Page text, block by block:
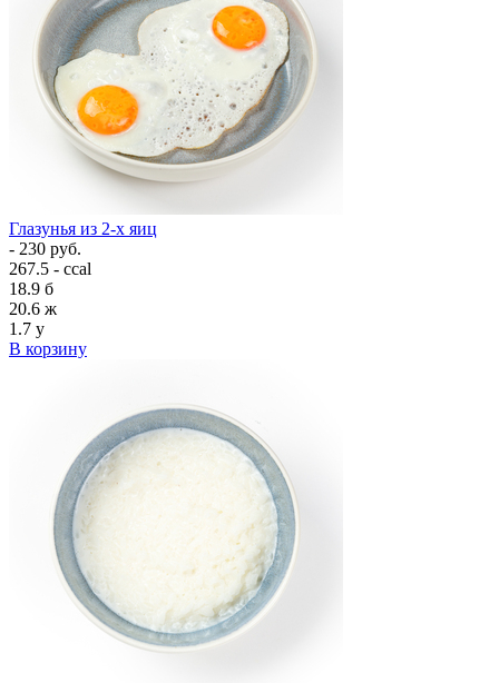
Глазунья из 2-х яиц
- 230 руб.
267.5 - ccal
18.9 б
20.6 ж
1.7 у
В корзину